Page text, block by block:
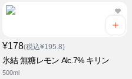
¥178(税込¥195.8)
氷結 無糖レモン Alc.7% キリン
500ml